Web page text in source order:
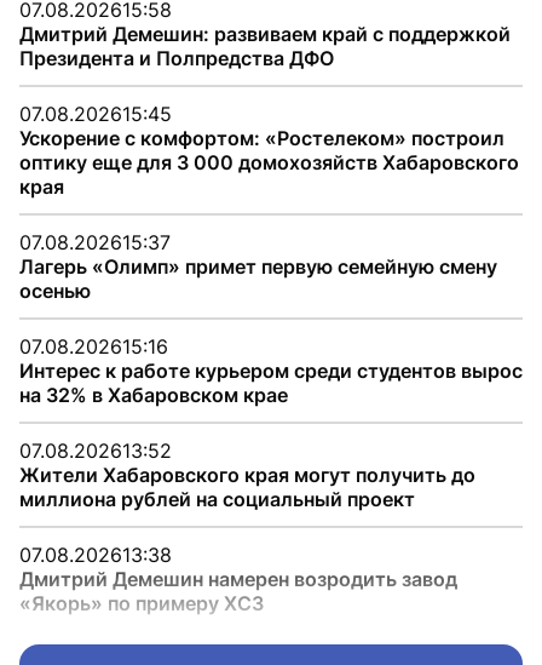
07.08.202615:58
Дмитрий Демешин: развиваем край с поддержкой
Президента и Полпредства ДФО
07.08.202615:45
Ускорение с комфортом: «Ростелеком» построил
оптику еще для 3 000 домохозяйств Хабаровского
края
07.08.202615:37
Лагерь «Олимп» примет первую семейную смену
осенью
07.08.202615:16
Интерес к работе курьером среди студентов вырос
на 32% в Хабаровском крае
07.08.202613:52
Жители Хабаровского края могут получить до
миллиона рублей на социальный проект
07.08.202613:38
Дмитрий Демешин намерен возродить завод
«Якорь» по примеру ХСЗ